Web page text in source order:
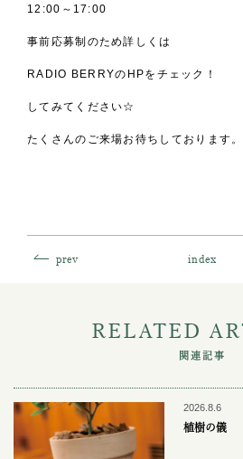
12:00～17:00
事前応募制のため詳しくは
RADIO BERRYのHPをチェック！
してみてください☆
たくさんのご来場お待ちしております。
prev index
RELATED
関連記事
2026.8.6
植樹の儀